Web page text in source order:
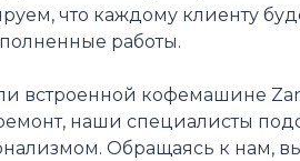
что каждому клиенту
работы.
встроенной кофемашине
наши специалисты
Обращаясь к нам,